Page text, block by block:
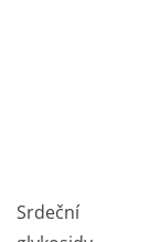
Srdeční